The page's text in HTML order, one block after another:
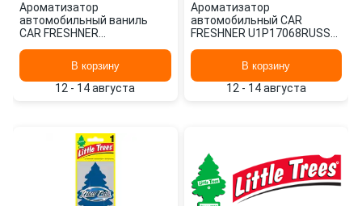
Ароматизатор
автомобильный ваниль
CAR FRESHNER
В корзину
12 - 14 августа
Ароматизатор
автомобильный CAR
FRESHNER U1P17068RUSS
В корзину
12 - 14 августа